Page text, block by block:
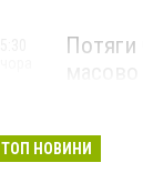
Потяги
ТОП НОВИНИ